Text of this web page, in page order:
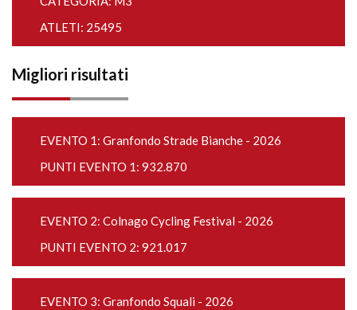
ATLETI: 25495
Migliori risultati
EVENTO 1: Granfondo Strade Bianche - 2026
PUNTI EVENTO 1: 932.870
EVENTO 2: Colnago Cycling Festival - 2026
PUNTI EVENTO 2: 921.017
EVENTO 3: Granfondo Squali - 2026